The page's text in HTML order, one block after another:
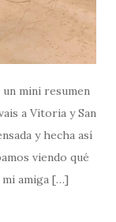
un mini resumen
a Vitoria y San
y hecha así
viendo qué
amiga […]